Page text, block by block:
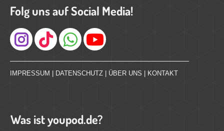
Folg uns auf Social Media!
Instagram
IMPRESSUM DATENSCHUTZ ÜBER UNS KONTAKT
Was ist youpod.de?